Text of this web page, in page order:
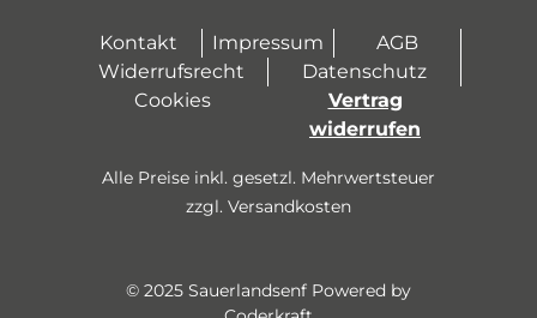
Kontakt Impressum
AGB
Widerrufsrecht
Datenschutz
Cookies
Vertrag
widerrufen
Alle Preise inkl. gesetzl. Mehrwertsteuer
zzgl. Versandkosten
© 2025 Sauerlandsenf Powered by